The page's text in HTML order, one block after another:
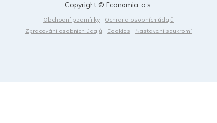
Obchodní podmínky
Ochrana osobních údajů
Zpracování osobních údajů
Cookies Nastavení soukromí
Copyright © Economia, a.s.